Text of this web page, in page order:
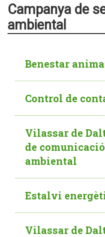
Campanya de
ambiental
Benestar
Control de
Vilassar de
de
ambiental
Estalvi
Vilassar de